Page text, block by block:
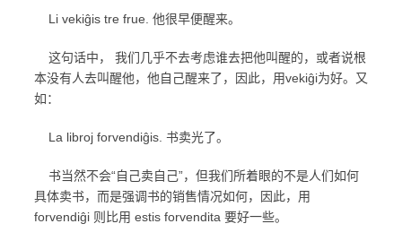
Li vekiĝis tre frue. 他很早便醒来。
这句话中， 我们几乎不去考虑谁去把他叫醒的，或者说根
本没有人去叫醒他，他自己醒来了，因此，用vekiĝi为好。又
如：
La libroj forvendiĝis. 书卖光了。
书当然不会“自己卖自己”，但我们所着眼的不是人们如何
具体卖书，而是强调书的销售情况如何，因此，用
forvendiĝi 则比用 estis forvendita 要好一些。